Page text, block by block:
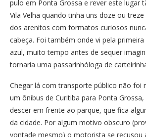
pulo em Ponta Grossa e rever este lugar
Vila Velha quando tinha uns doze ou
dos arenitos com formatos curiosos
cabeça. Foi também onde vi pela
azul, muito tempo antes de sequer
tornaria uma passarinhóloga de
Chegar lá com transporte público não foi
um ônibus de Curitiba para Ponta Grossa,
descer em frente ao parque, que fica
da cidade. Por algum motivo obscuro
vontade mesmo) o motorista se recusou